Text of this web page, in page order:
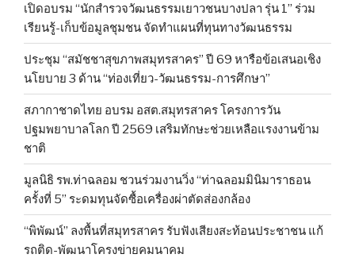
เปิดอบรม “นักสำรวจวัฒนธรรมเยาวชนบางปลา รุ่น 1” ร่วม
เรียนรู้-เก็บข้อมูลชุมชน จัดทำแผนที่ทุนทางวัฒนธรรม
ประชุม “สมัชชาสุขภาพสมุทรสาคร” ปี 69 หารือข้อเสนอเชิง
นโยบาย 3 ด้าน “ท่องเที่ยว-วัฒนธรรม-การศึกษา”
สภากาชาดไทย อบรม อสต.สมุทรสาคร โครงการวัน
ปฐมพยาบาลโลก ปี 2569 เสริมทักษะช่วยเหลือแรงงานข้าม
ชาติ
มูลนิธิ รพ.ท่าฉลอม ชวนร่วมงานวิ่ง “ท่าฉลอมมินิมาราธอน
ครั้งที่ 5” ระดมทุนจัดซื้อเครื่องผ่าตัดส่องกล้อง
“พิพัฒน์” ลงพื้นที่สมุทรสาคร รับฟังเสียงสะท้อนประชาชน แก้
รถติด-พัฒนาโครงข่ายคมนาคม